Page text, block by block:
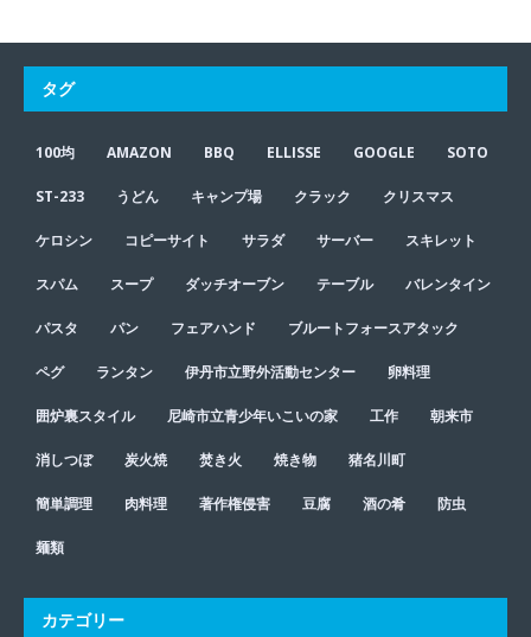
タグ
100均 AMAZON BBQ ELLISSE GOOGLE SOTO
ST-233 うどん キャンプ場 クラック クリスマス
ケロシン コピーサイト サラダ サーバー スキレット
スパム スープ ダッチオーブン テーブル バレンタイン
パスタ パン フェアハンド ブルートフォースアタック
ペグ ランタン 伊丹市立野外活動センター 卵料理
囲炉裏スタイル 尼崎市立青少年いこいの家 工作 朝来市
消しつぼ 炭火焼 焚き火 焼き物 猪名川町
簡単調理 肉料理 著作権侵害 豆腐 酒の肴 防虫
麺類
カテゴリー